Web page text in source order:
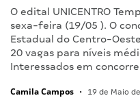
O edital UNICENTRO
sexa-feira (19/05 ). O
Estadual do Centro-
20 vagas para níveis
Interessados em
Camila Campos • 19 de Maio